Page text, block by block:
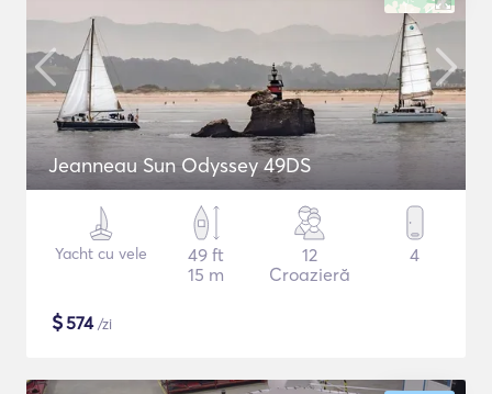
Jeanneau Sun Odyssey 49DS
Yacht cu vele
49 ft
15 m
12
Croazieră
4
$574/zi